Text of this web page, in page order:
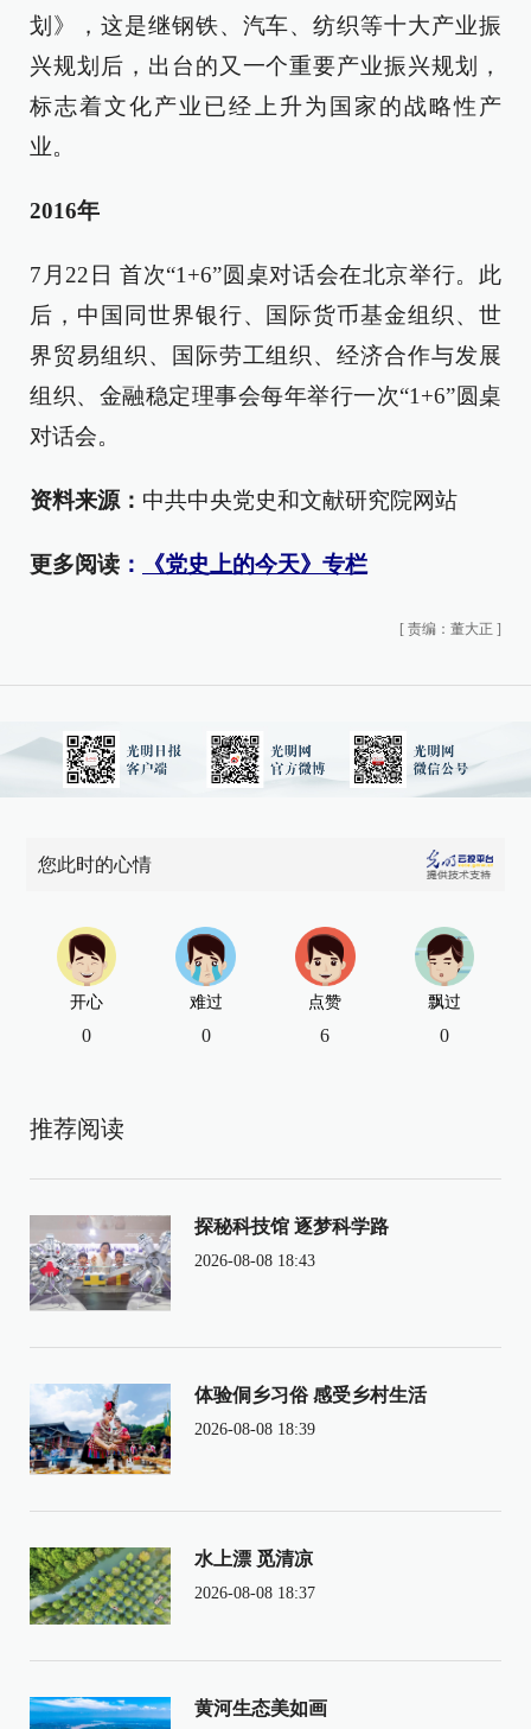
划》，这是继钢铁、汽车、纺织等十大产业振
兴规划后，出台的又一个重要产业振兴规划，
标志着文化产业已经上升为国家的战略性产
业。
2016年
7月22日 首次“1+6”圆桌对话会在北京举行。此
后，中国同世界银行、国际货币基金组织、世
界贸易组织、国际劳工组织、经济合作与发展
组织、金融稳定理事会每年举行一次“1+6”圆桌
对话会。
资料来源： 中共中央党史和文献研究院网站
更多阅读 ： 《党史上的今天》专栏
[ 责编：董大正 ]
您此时的心情
开心
0
难过
0
点赞
6
飘过
0
推荐阅读
探秘科技馆 逐梦科学路
2026-08-08 18:43
体验侗乡习俗 感受乡村生活
2026-08-08 18:39
水上漂 觅清凉
2026-08-08 18:37
黄河生态美如画